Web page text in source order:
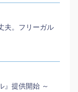
夫。フリーガル
』提供開始 ～